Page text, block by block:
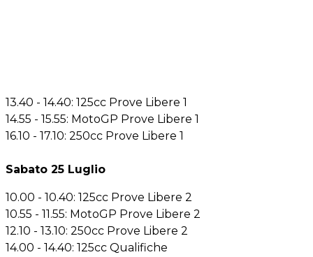
13.40 - 14.40: 125cc Prove Libere 1
14.55 - 15.55: MotoGP Prove Libere 1
16.10 - 17.10: 250cc Prove Libere 1
Sabato 25 Luglio
10.00 - 10.40: 125cc Prove Libere 2
10.55 - 11.55: MotoGP Prove Libere 2
12.10 - 13.10: 250cc Prove Libere 2
14.00 - 14.40: 125cc Qualifiche